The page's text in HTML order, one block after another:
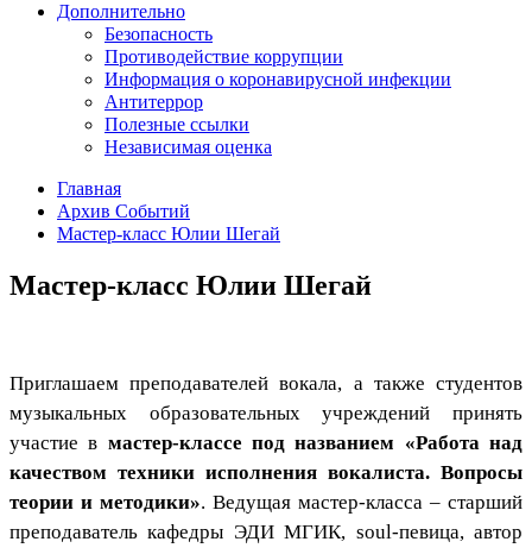
Дополнительно
Безопасность
Противодействие коррупции
Информация о коронавирусной инфекции
Антитеррор
Полезные ссылки
Независимая оценка
Главная
Архив Событий
Мастер-класс Юлии Шегай
Мастер-класс Юлии Шегай
Приглашаем преподавателей вокала, а также студентов
музыкальных образовательных учреждений принять
участие в мастер-классе под названием «Работа над
качеством техники исполнения вокалиста. Вопросы
теории и методики». Ведущая мастер-класса – старший
преподаватель кафедры ЭДИ МГИК, soul-певица, автор